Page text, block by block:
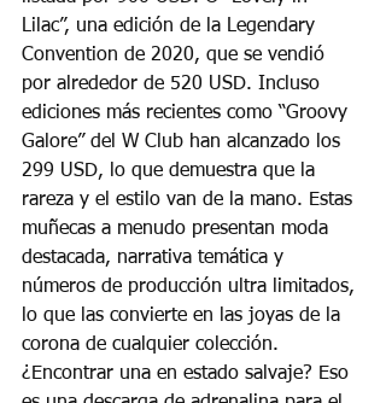
Lilac”, una edición de la Legendary
Convention de 2020, que se vendió
por alrededor de 520 USD. Incluso
ediciones más recientes como “Groovy
Galore” del W Club han alcanzado los
299 USD, lo que demuestra que la
rareza y el estilo van de la mano. Estas
muñecas a menudo presentan moda
destacada, narrativa temática y
números de producción ultra limitados,
lo que las convierte en las joyas de la
corona de cualquier colección.
¿Encontrar una en estado salvaje? Eso